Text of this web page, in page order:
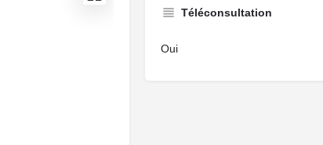
Téléconsultation
Oui